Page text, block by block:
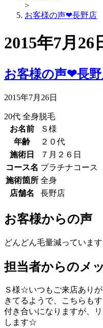
>
お客様の声❤長野店
2015年7月
お客様の声❤長
2015年7月26日
20代 全身脱毛
お名前
Ｓ様
年齢
２０代
施術日
７月２６日
コース名 プラチナコース
施術箇所 全身
店舗名
長野店
お客様からの声
どんどん毛量減っていま
担当者からのメ
Ｓ様☆いつもご来店あり
きてるようで、こちらも
付き合いになりますが、
します☆